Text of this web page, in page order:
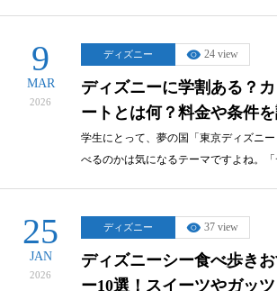
9
MAR
2026
ディズニー 24 view
ディズニーに学割ある？
ートとは何？料金や条件
学生にとって、夢の国「東京ディズニ
べるのかは気になるテーマですよね。
25
JAN
2026
ディズニー 37 view
ディズニーシー食べ歩き
ー10選！スイーツやガッ